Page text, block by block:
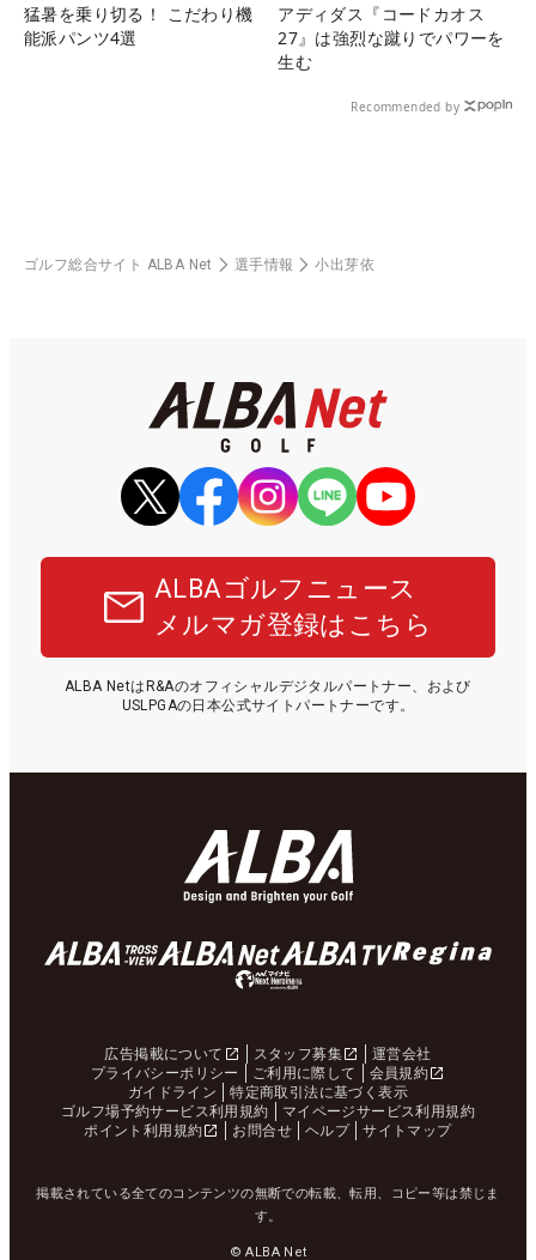
猛暑を乗り切る！ こだわり機
能派パンツ4選
アディダス『コードカオス
27』は強烈な蹴りでパワーを
生む
Recommended by
ゴルフ総合サイト ALBA Net 選手情報 小出芽依
ALBAゴルフニュース
メルマガ登録はこちら
ALBA NetはR&Aのオフィシャルデジタルパートナー、および
USLPGAの日本公式サイトパートナーです。
広告掲載について スタッフ募集
運営会社
プライバシーポリシー
ご利用に際して
会員規約
ガイドライン
特定商取引法に基づく表示
ゴルフ場予約サービス利用規約
マイページサービス利用規約
ポイント利用規約
お問合せ ヘルプ サイトマップ
掲載されている全てのコンテンツの無断での転載、転用、コピー等は禁じま
す。
© ALBA Net